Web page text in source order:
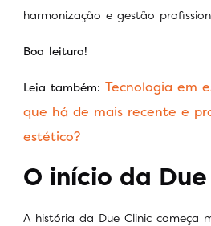
harmonização e gestão
Boa leitura!
Leia também: Tecnologia em
que há de mais recente e
estético?
O início da
A história da Due Clinic começa